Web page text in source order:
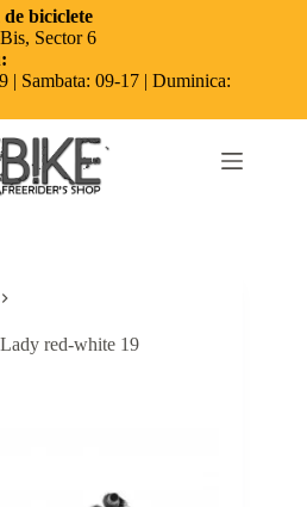
biciclete
Sector 6
| Sambata: 09-17 | Duminica:
red-white 19